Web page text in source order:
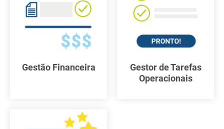
Gestão Financeira
Gestor de Tarefas
Operacionais